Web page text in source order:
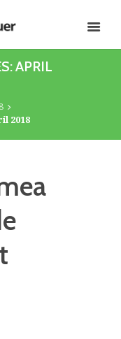
APRIL
2018